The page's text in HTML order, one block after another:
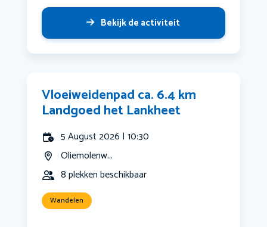
Bekijk de activiteit
Vloeiweidenpad ca. 6.4 km
Landgoed het Lankheet
5 August 2026 | 10:30
Oliemolenw...
8 plekken beschikbaar
Wandelen